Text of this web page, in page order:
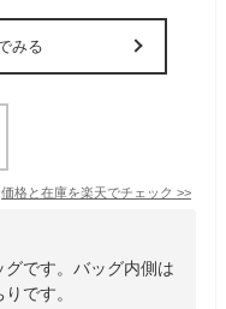
みる
価格と在庫を楽天でチェック >>
です。バッグ内側は
です。